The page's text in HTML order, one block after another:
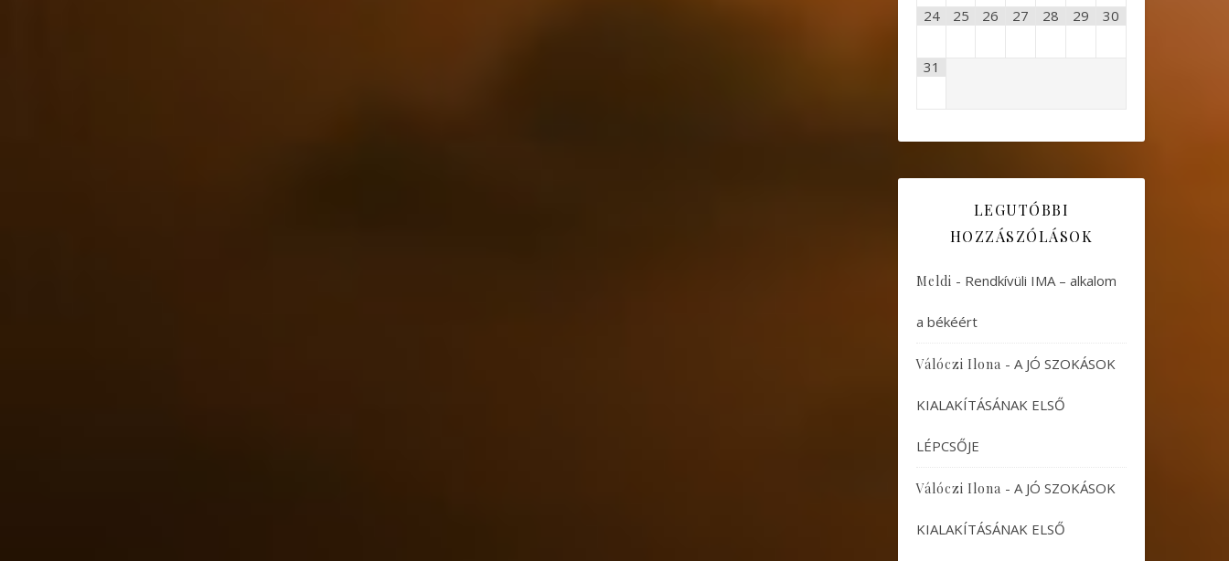
24 25 26 27 28 29 30
31
LEGUTÓBBI
HOZZÁSZÓLÁSOK
Meldi - Rendkívüli IMA – alkalom
a békéért
Válóczi Ilona - A JÓ SZOKÁSOK
KIALAKÍTÁSÁNAK ELSŐ
LÉPCSŐJE
Válóczi Ilona - A JÓ SZOKÁSOK
KIALAKÍTÁSÁNAK ELSŐ